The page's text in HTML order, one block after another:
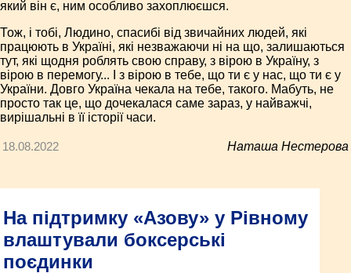
який він є, ним особливо захоплюєшся.
Тож, і тобі, Людино, спасибі від звичайних людей, які
працюють в Україні, які незважаючи ні на що, залишаються
тут, які щодня роблять свою справу, з вірою в Україну, з
вірою в перемогу... І з вірою в тебе, що ти є у нас, що ти є у
України. Довго Україна чекала на тебе, такого. Мабуть, не
просто так це, що дочекалася саме зараз, у найважчі,
вирішальні в її історії часи.
18.08.2022 Наташа Нестерова
На підтримку «Азову» у Рівному
влаштували боксерські
поєдинки